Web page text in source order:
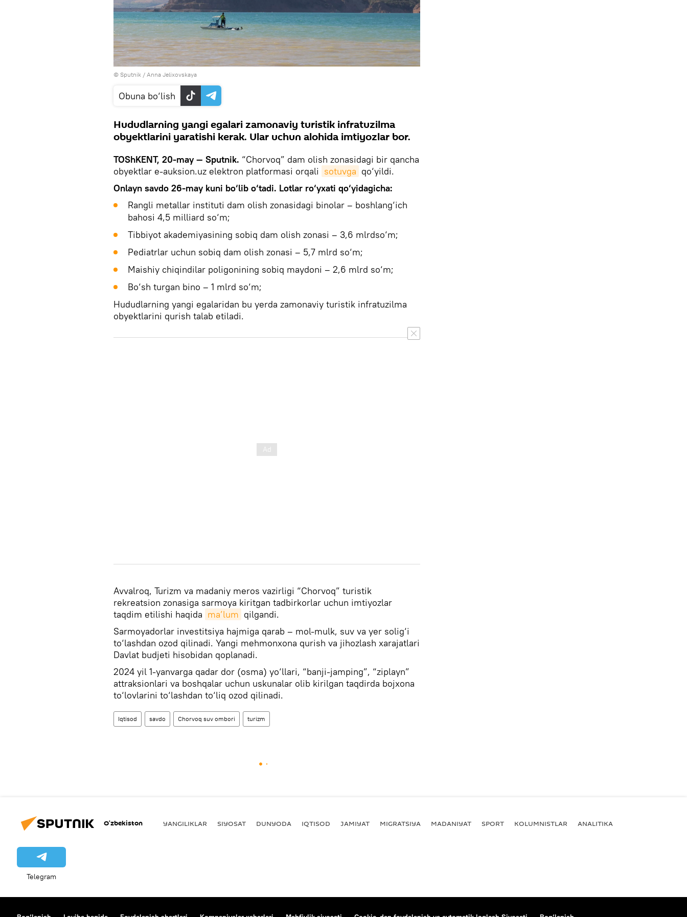
© Sputnik / Anna Jelixovskaya
Obuna bo‘lish
Hududlarning yangi egalari zamonaviy turistik infratuzilma
obyektlarini yaratishi kerak. Ular uchun alohida imtiyozlar bor.
TOShKENT, 20-may — Sputnik. “Chorvoq” dam olish zonasidagi bir qancha
obyektlar e-auksion.uz elektron platformasi orqali sotuvga qo‘yildi.
Onlayn savdo 26-may kuni bo‘lib o‘tadi. Lotlar ro‘yxati qo‘yidagicha:
Rangli metallar instituti dam olish zonasidagi binolar – boshlang‘ich
bahosi 4,5 milliard so‘m;
Tibbiyot akademiyasining sobiq dam olish zonasi – 3,6 mlrdso‘m;
Pediatrlar uchun sobiq dam olish zonasi – 5,7 mlrd so‘m;
Maishiy chiqindilar poligonining sobiq maydoni – 2,6 mlrd so‘m;
Bo‘sh turgan bino – 1 mlrd so‘m;
Hududlarning yangi egalaridan bu yerda zamonaviy turistik infratuzilma
obyektlarini qurish talab etiladi.
Avvalroq, Turizm va madaniy meros vazirligi “Chorvoq” turistik
rekreatsion zonasiga sarmoya kiritgan tadbirkorlar uchun imtiyozlar
taqdim etilishi haqida ma’lum qilgandi.
Sarmoyadorlar investitsiya hajmiga qarab – mol-mulk, suv va yer solig‘i
to‘lashdan ozod qilinadi. Yangi mehmonxona qurish va jihozlash xarajatlari
Davlat budjeti hisobidan qoplanadi.
2024 yil 1-yanvarga qadar dor (osma) yo‘llari, “banji-jamping”, “ziplayn”
attraksionlari va boshqalar uchun uskunalar olib kirilgan taqdirda bojxona
to‘lovlarini to‘lashdan to‘liq ozod qilinadi.
Iqtisod savdo Chorvoq suv ombori turizm
O‘zbekiston YANGILIKLAR SIYOSAT DUNYODA IQTISOD JAMIYAT MIGRATSIYA MADANIYAT SPORT KOLUMNISTLAR ANALITIKA
Telegram